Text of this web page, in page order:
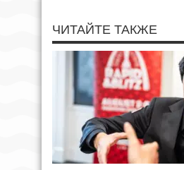
ЧИТАЙТЕ ТАКЖЕ